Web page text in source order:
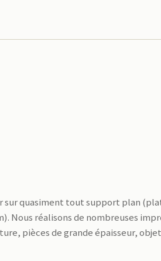
sur quasiment tout support plan
Nous réalisons de nombreuses
pièces de grande épaisseur,